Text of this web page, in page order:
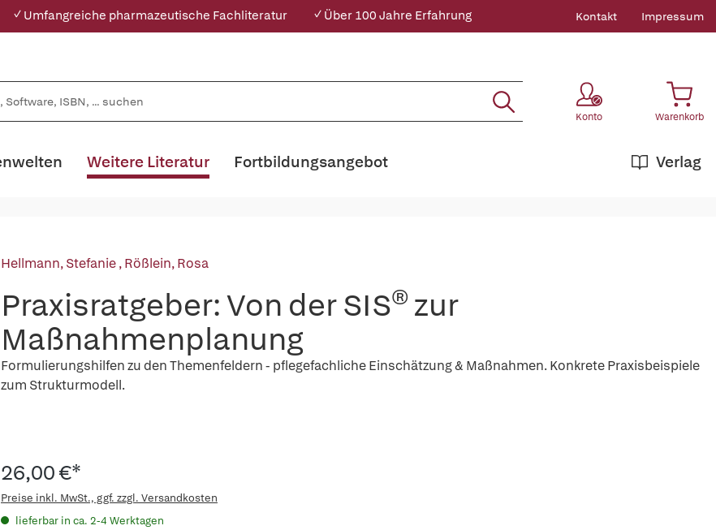
✓ Umfangreiche pharmazeutische Fachliteratur ✓ Über 100 Jahre Erfahrung Kontakt Impressum
Konto Warenkorb
Weitere Literatur Verlag
Fortbildungsangebot
Hellmann, Stefanie,Rößlein, Rosa
Praxisratgeber: Von der SIS® zur
Maßnahmenplanung
Formulierungshilfen zu den Themenfeldern - pflegefachliche Einschätzung & Maßnahmen. Konkrete Praxisbeispiele
zum Strukturmodell.
26,00 €*
Preise inkl. MwSt., ggf. zzgl. Versandkosten
lieferbar in ca. 2-4 Werktagen